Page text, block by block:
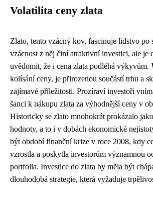
Volatilita ceny zlata
Zlato, tento vzácný kov, fascinuje lidstvo po
vzácnost z něj činí atraktivní investici, ale je
uvědomit, že i cena zlata podléhá výkyvům.
kolísání ceny, je přirozenou součástí trhu a
zajímavé příležitosti. Prozíraví investoři
šanci k nákupu zlata za výhodnější ceny v
Historicky se zlato mnohokrát prokázalo
hodnoty, a to i v dobách ekonomické
být období finanční krize v roce 2008, kdy
vzrostla a poskytla investorům významnou
portfolia. Investice do zlata by měla být
dlouhodobá strategie, která vyžaduje